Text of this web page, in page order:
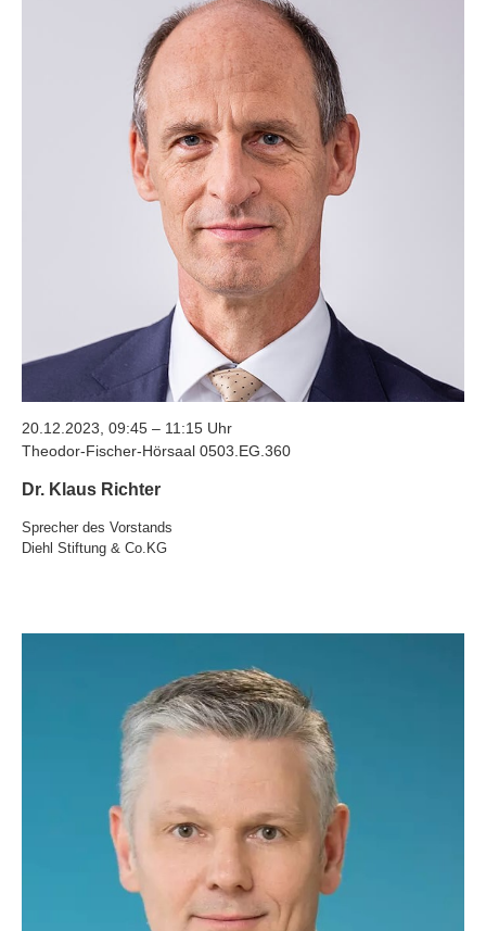
20.12.2023, 09:45 – 11:15 Uhr
Theodor-Fischer-Hörsaal 0503.EG.360
Dr. Klaus Richter
Sprecher des Vorstands
Diehl Stiftung & Co.KG